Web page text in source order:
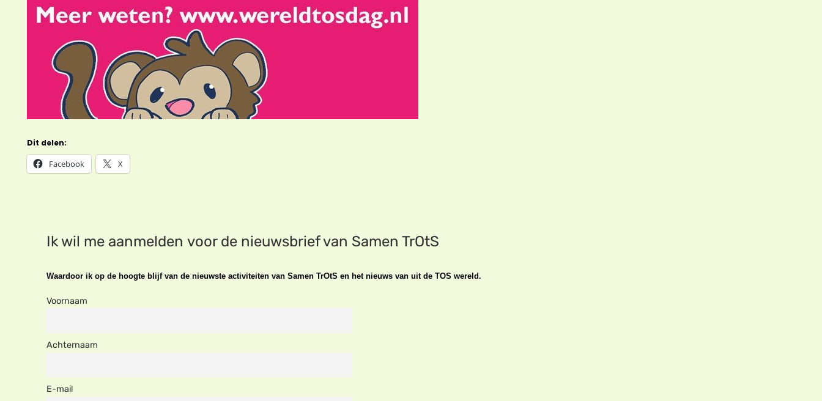
Dit delen:
Facebook X
Ik wil me aanmelden voor de nieuwsbrief van Samen TrOtS
Waardoor ik op de hoogte blijf van de nieuwste activiteiten van Samen TrOtS en het nieuws van uit de TOS wereld.
Voornaam
Achternaam
E-mail